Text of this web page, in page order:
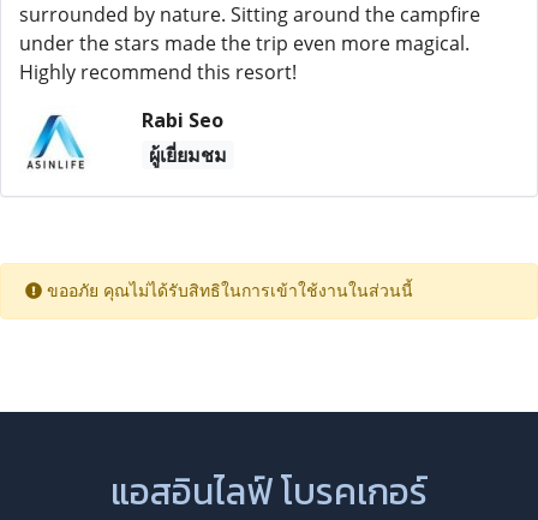
surrounded by nature. Sitting around the campfire
under the stars made the trip even more magical.
Highly recommend this resort!
Rabi Seo
ผู้เยี่ยมชม
ขออภัย คุณไม่ได้รับสิทธิในการเข้าใช้งานในส่วนนี้
แอสอินไลฟ์ โบรคเกอร์